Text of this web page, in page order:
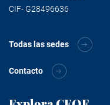
CIF- G28496636
Todas las sedes
Contacto